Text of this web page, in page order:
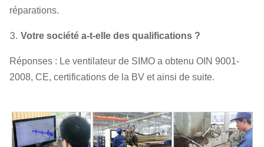
réparations.
3. Votre société a-t-elle des qualifications ?
Réponses : Le ventilateur de SIMO a obtenu OIN 9001-
2008, CE, certifications de la BV et ainsi de suite.